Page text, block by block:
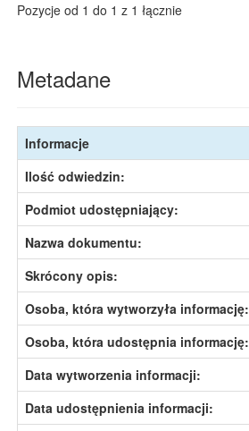
Pozycje od 1 do 1 z 1 łącznie
Metadane
Informacje
Ilość odwiedzin:
Podmiot udostępniający:
Nazwa dokumentu:
Skrócony opis:
Osoba, która wytworzyła informację:
Osoba, która udostępnia informację:
Data wytworzenia informacji:
Data udostępnienia informacji: